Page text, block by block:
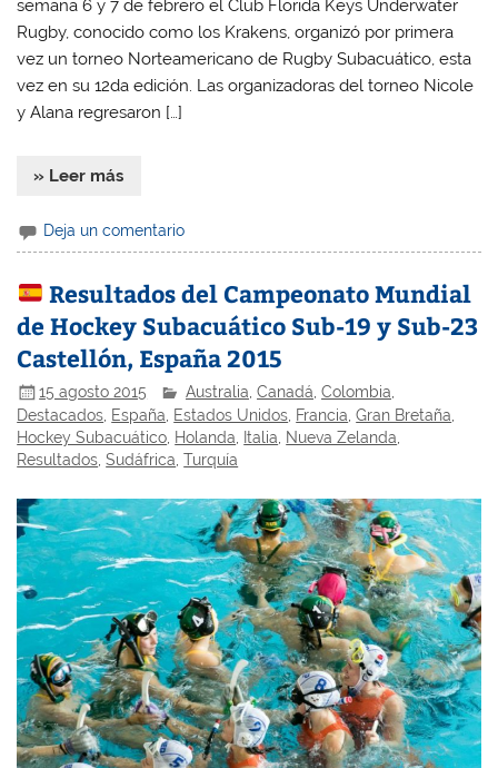
semana 6 y 7 de febrero el Club Florida Keys Underwater
Rugby, conocido como los Krakens, organizó por primera
vez un torneo Norteamericano de Rugby Subacuático, esta
vez en su 12da edición. Las organizadoras del torneo Nicole
y Alana regresaron […]
» Leer más
Deja un comentario
Resultados del Campeonato Mundial
de Hockey Subacuático Sub-19 y Sub-23
Castellón, España 2015
15 agosto 2015 Australia ,Canadá ,Colombia
Destacados, España, Estados Unidos, Francia,Gran Bretaña,
Hockey Subacuático, Holanda, Italia, Nueva Zelanda,
Resultados,Sudáfrica,Turquía